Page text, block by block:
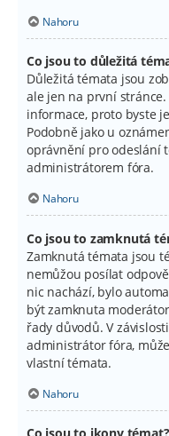
Nahoru
Co jsou to důležitá
Důležitá témata jsou
ale jen na první
informace, proto byste
Podobně jako u
oprávnění pro odeslání
administrátorem fóra.
Nahoru
Co jsou to zamknutá
Zamknutá témata jsou
nemůžou posílat
nic nachází, bylo
být zamknuta
řady důvodů. V
administrátor fóra,
vlastní témata.
Nahoru